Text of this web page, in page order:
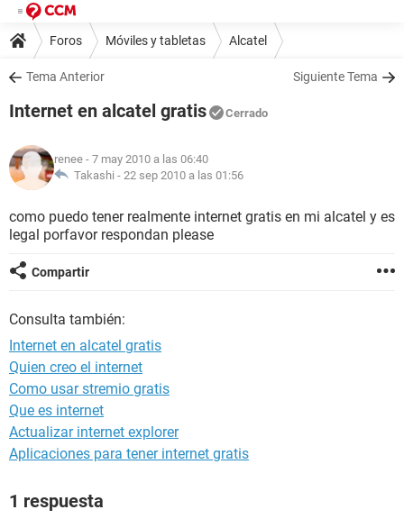
Foros Móviles y tabletas Alcatel
Tema Anterior Siguiente Tema
Internet en alcatel gratis Cerrado
renee - 7 may 2010 a las 06:40
Takashi - 22 sep 2010 a las 01:56
como puedo tener realmente internet gratis en mi alcatel y es
legal porfavor respondan please
Compartir
Consulta también:
Internet en alcatel gratis
Quien creo el internet
Como usar stremio gratis
Que es internet
Actualizar internet explorer
Aplicaciones para tener internet gratis
1 respuesta